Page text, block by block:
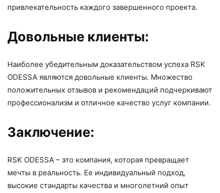
привлекательность каждого завершенного проекта.
Довольные клиенты:
Наиболее убедительным доказательством успеха RSK
ODESSA являются довольные клиенты. Множество
положительных отзывов и рекомендаций подчеркивают
профессионализм и отличное качество услуг компании.
Заключение:
RSK ODESSA – это компания, которая превращает
мечты в реальность. Ее индивидуальный подход,
высокие стандарты качества и многолетний опыт